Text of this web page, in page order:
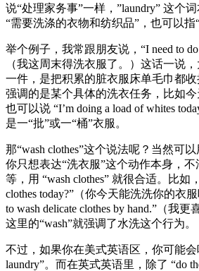
说“处理家务事”一样，”laundry” 这个
“需要洗涤的衣物和纺织品”，也可以指
举个例子，我常跟朋友说，“I need to do
（我这周末得洗衣服了。）这话一说
一件，是把积累的脏衣服床单毛巾都
强调的是某个具体的洗衣任务，比如
也可以说 “I’m doing a load of whites
是一“批”或一“桶”衣服。
那“wash clothes”这个说法呢？当然可
你只想表达“洗衣服”这个动作本身，
等，用 “wash clothes” 就很合适。比如
clothes today?”（你今天能洗洗你的衣
to wash delicate clothes by hand.”（我更
这里的“wash”就强调了水洗这个行为。
不过，如果你在美式英语区，你可能会
laundry”。而在英式英语里，除了 “do